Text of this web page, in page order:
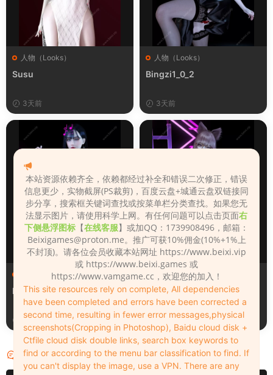
人物（Looks）
Susu
3天前
人物（Looks）
Bingzi1_0_2
3天前
人物（Looks）
Monica_2_2_2
3天前
人物（Looks）
Lizhen2025
3天前
评论 0
本站资源依赖齐全，依赖都经过补全和错误二次修正，错误
信息更少，实物截屏(PS裁剪)，百度云盘+城通云盘双链接同
步分享，搜索框关键词查找或按菜单栏分类查找。如果您无
法显示图片，请使用科学上网。有任何问题可以点击页面右
下侧悬浮图标 【在线客服】或加QQ：1739908496，邮箱：
Beixigames@proton.me。推广可获10%佣金(10%+1%上
不封顶)。请各位会员收藏本站网址 https://www.beixi.vip
或 https://www.beixi.games 或
https://www.vamgame.cc，欢迎您的加入！
This site resources rely on complete, All dependencies
have been completed and errors have been corrected a
second time, resulting in fewer error messages,physical
screenshots(Cropping in Photoshop), Baidu cloud disk +
Ctfile cloud disk double links, search box keywords to
find or according to the menu bar classification to find. If
you can't display the image, use a VPN. There are any